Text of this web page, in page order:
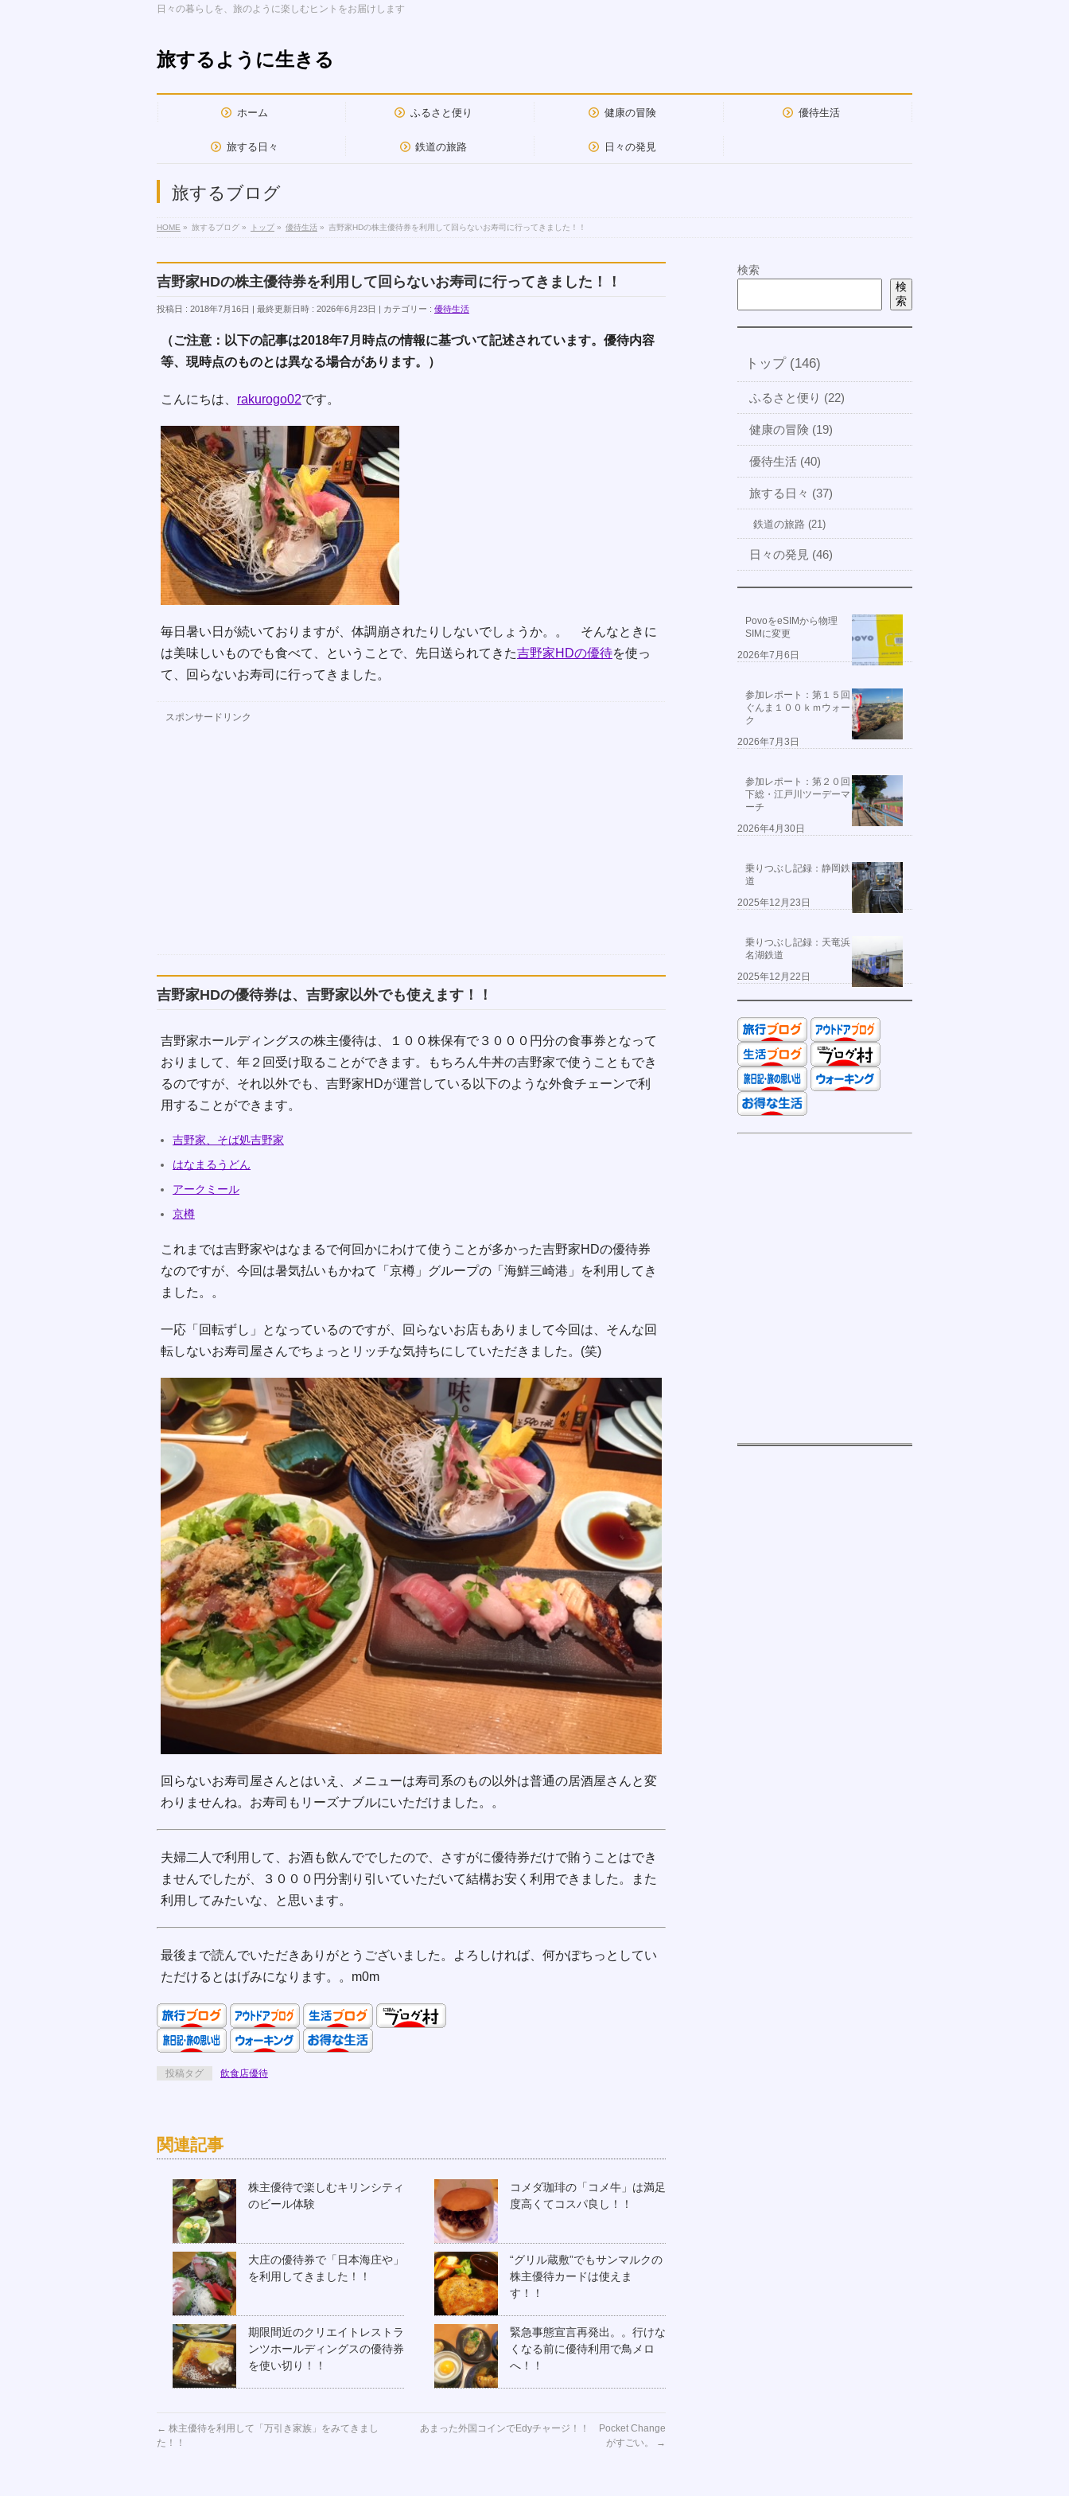
日々の暮らしを、旅のように楽しむヒントをお届けします
旅するように生きる
ホーム ふるさと便り 健康の冒険 優待生活
旅する日々 鉄道の旅路 日々の発見
旅するブログ
HOME » 旅するブログ » トップ » 優待生活 » 吉野家HDの株主優待券を利用して回らないお寿司に行ってきました！！
吉野家HDの株主優待券を利用して回らないお寿司に行ってきました！！
投稿日 : 2018年7月16日 最終更新日時 : 2026年6月23日 カテゴリー : 優待生活
（ご注意：以下の記事は2018年7月時点の情報に基づいて記述されています。優待内容
等、現時点のものとは異なる場合があります。）
こんにちは、 rakurogo02です。
毎日暑い日が続いておりますが、体調崩されたりしないでしょうか。。 そんなときに
は美味しいものでも食べて、ということで、先日送られてきた吉野家HDの優待を使っ
て、回らないお寿司に行ってきました。
スポンサードリンク
吉野家HDの優待券は、吉野家以外でも使えます！！
吉野家ホールディングスの株主優待は、１００株保有で３０００円分の食事券となって
おりまして、年２回受け取ることができます。もちろん牛丼の吉野家で使うこともでき
るのですが、それ以外でも、吉野家HDが運営している以下のような外食チェーンで利
用することができます。
吉野家、そば処吉野家
はなまるうどん
アークミール
京樽
これまでは吉野家やはなまるで何回かにわけて使うことが多かった吉野家HDの優待券
なのですが、今回は暑気払いもかねて「京樽」グループの「海鮮三崎港」を利用してき
ました。。
一応「回転ずし」となっているのですが、回らないお店もありまして今回は、そんな回
転しないお寿司屋さんでちょっとリッチな気持ちにしていただきました。(笑)
回らないお寿司屋さんとはいえ、メニューは寿司系のもの以外は普通の居酒屋さんと変
わりませんね。お寿司もリーズナブルにいただけました。。
夫婦二人で利用して、お酒も飲んででしたので、さすがに優待券だけで賄うことはでき
ませんでしたが、３０００円分割り引いていただいて結構お安く利用できました。また
利用してみたいな、と思います。
最後まで読んでいただきありがとうございました。よろしければ、何かぽちっとしてい
ただけるとはげみになります。。m0m
投稿タグ 飲食店優待
関連記事
株主優待で楽しむキリンシティ
のビール体験
コメダ珈琲の「コメ牛」は満足
度高くてコスパ良し！！
大庄の優待券で「日本海庄や」
を利用してきました！！
“グリル蔵敷”でもサンマルクの
株主優待カードは使えま
す！！
期限間近のクリエイトレストラ
ンツホールディングスの優待券
を使い切り！！
緊急事態宣言再発出。。行けな
くなる前に優待利用で鳥メロ
へ！！
← 株主優待を利用して「万引き家族」をみてきまし
た！！
あまった外国コインでEdyチャージ！！ Pocket Change
がすごい。
→
検索
検
索
トップ (146)
ふるさと便り (22)
健康の冒険 (19)
優待生活 (40)
旅する日々 (37)
鉄道の旅路 (21)
日々の発見 (46)
PovoをeSIMから物理
SIMに変更
2026年7月6日
参加レポート：第１５回
ぐんま１００ｋｍウォー
ク
2026年7月3日
参加レポート：第２０回
下総・江戸川ツーデーマ
ーチ
2026年4月30日
乗りつぶし記録：静岡鉄
道
2025年12月23日
乗りつぶし記録：天竜浜
名湖鉄道
2025年12月22日